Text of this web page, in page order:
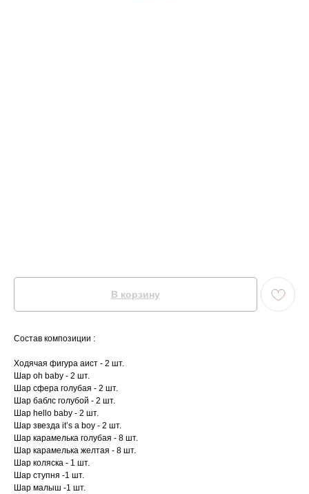
В корзину
Состав композиции :
Ходячая фигура аист - 2 шт.
Шар oh baby - 2 шт.
Шар сфера голубая - 2 шт.
Шар баблс голубой - 2 шт.
Шар hello baby - 2 шт.
Шар звезда it’s a boy - 2 шт.
Шар карамелька голубая - 8 шт.
Шар карамелька желтая - 8 шт.
Шар коляска - 1 шт.
Шар ступня -1 шт.
Шар малыш -1 шт.